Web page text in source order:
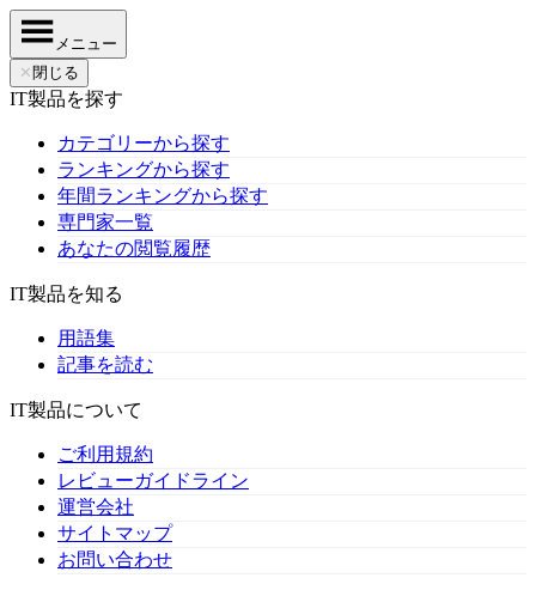
メニュー
✕ 閉じる
IT製品を探す
カテゴリーから探す
ランキングから探す
年間ランキングから探す
専門家一覧
あなたの閲覧履歴
IT製品を知る
用語集
記事を読む
IT製品について
ご利用規約
レビューガイドライン
運営会社
サイトマップ
お問い合わせ